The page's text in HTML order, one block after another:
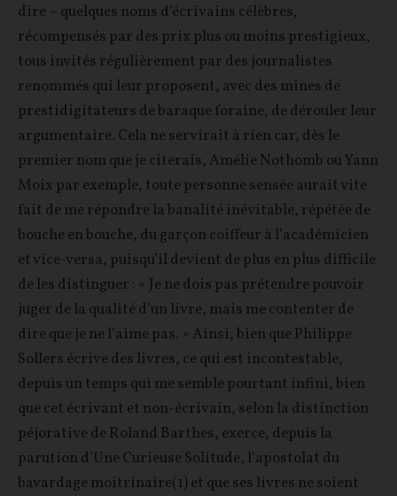
dire – quelques noms d’écrivains célèbres,
récompensés par des prix plus ou moins prestigieux,
tous invités régulièrement par des journalistes
renommés qui leur proposent, avec des mines de
prestidigitateurs de baraque foraine, de dérouler leur
argumentaire. Cela ne servirait à rien car, dès le
premier nom que je citerais, Amélie Nothomb ou Yann
Moix par exemple, toute personne sensée aurait vite
fait de me répondre la banalité inévitable, répétée de
bouche en bouche, du garçon coiffeur à l’académicien
et vice-versa, puisqu’il devient de plus en plus difficile
de les distinguer : « Je ne dois pas prétendre pouvoir
juger de la qualité d’un livre, mais me contenter de
dire que je ne l’aime pas. » Ainsi, bien que Philippe
Sollers écrive des livres, ce qui est incontestable,
depuis un temps qui me semble pourtant infini, bien
que cet écrivant et non-écrivain, selon la distinction
péjorative de Roland Barthes, exerce, depuis la
parution d’Une Curieuse Solitude, l’apostolat du
bavardage moitrinaire(1) et que ses livres ne soient